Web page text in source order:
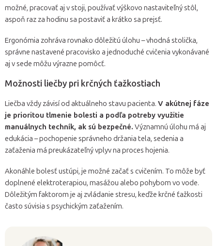
možné, pracovať aj v stoji, používať výškovo nastaviteľný stôl,
aspoň raz za hodinu sa postaviť a krátko sa prejsť.
Ergonómia zohráva rovnako dôležitú úlohu – vhodná stolička,
správne nastavené pracovisko a jednoduché cvičenia vykonávané
aj v sede môžu výrazne pomôcť.
Možnosti liečby pri krčných ťažkostiach
Liečba vždy závisí od aktuálneho stavu pacienta. V akútnej fáze
je prioritou tlmenie bolesti a podľa potreby využitie
manuálnych techník, ak sú bezpečné. Významnú úlohu má aj
edukácia – pochopenie správneho držania tela, sedenia a
zaťaženia má preukázateľný vplyv na proces hojenia.
Akonáhle bolesť ustúpi, je možné začať s cvičením. To môže byť
doplnené elektroterapiou, masážou alebo pohybom vo vode.
Dôležitým faktorom je aj zvládanie stresu, keďže krčné ťažkosti
často súvisia s psychickým zaťažením.